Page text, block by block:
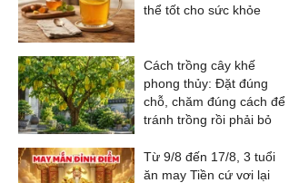
thể tốt cho sức khỏe
Cách trồng cây khế
phong thủy: Đặt đúng
chỗ, chăm đúng cách để
tránh trồng rồi phải bỏ
Từ 9/8 đến 17/8, 3 tuổi
ăn may Tiền cứ vơi lại